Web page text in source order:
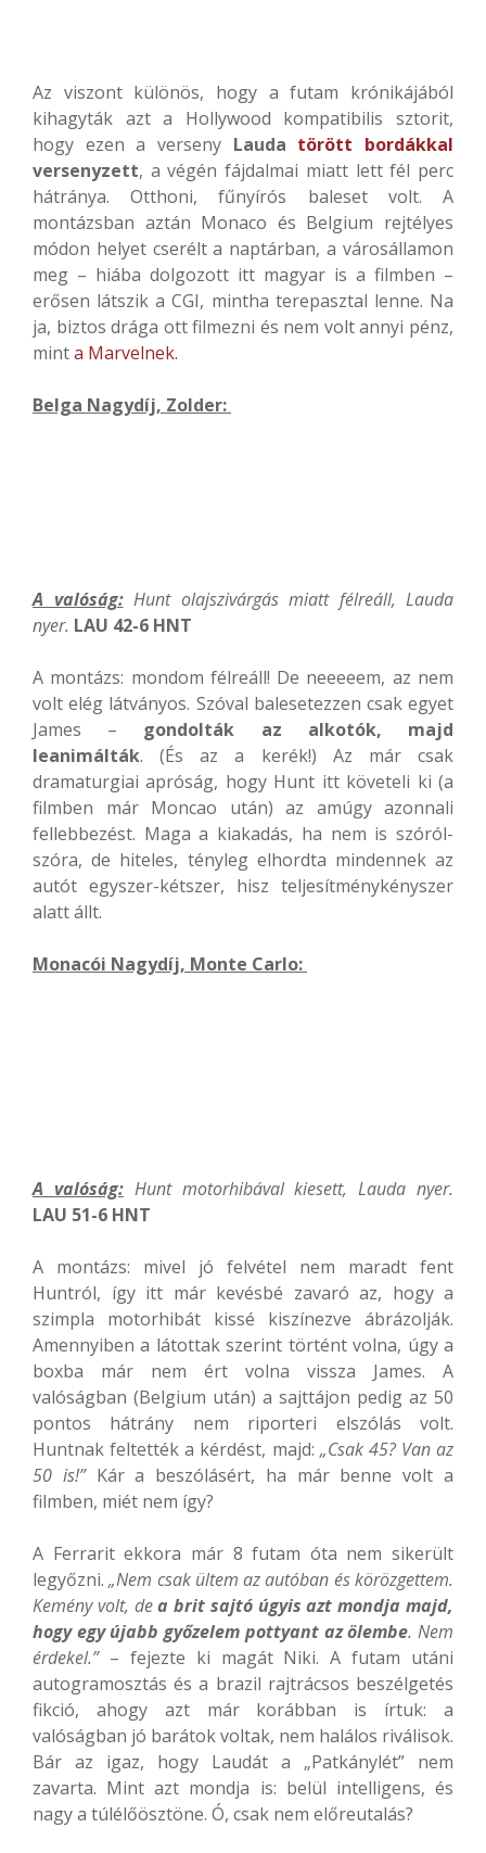
Az viszont különös, hogy a futam krónikájából
kihagyták azt a Hollywood kompatibilis sztorit,
hogy ezen a verseny Lauda törött bordákkal
versenyzett, a végén fájdalmai miatt lett fél perc
hátránya. Otthoni, fűnyírós baleset volt. A
montázsban aztán Monaco és Belgium rejtélyes
módon helyet cserélt a naptárban, a városállamon
meg – hiába dolgozott itt magyar is a filmben –
erősen látszik a CGI, mintha terepasztal lenne. Na
ja, biztos drága ott filmezni és nem volt annyi pénz,
minta Marvelnek.
Belga Nagydíj, Zolder:
A valóság:Hunt olajszivárgás miatt félreáll, Lauda
nyer. LAU 42-6 HNT
A montázs: mondom félreáll! De neeeeem, az nem
volt elég látványos. Szóval balesetezzen csak egyet
James – gondolták az alkotók, majd
leanimálták. (És az a kerék!) Az már csak
dramaturgiai apróság, hogy Hunt itt követeli ki (a
filmben már Moncao után) az amúgy azonnali
fellebbezést. Maga a kiakadás, ha nem is szóról-
szóra, de hiteles, tényleg elhordta mindennek az
autót egyszer-kétszer, hisz teljesítménykényszer
alatt állt.
Monacói Nagydíj, Monte Carlo:
A valóság:Hunt motorhibával kiesett, Lauda nyer.
LAU 51-6 HNT
A montázs: mivel jó felvétel nem maradt fent
Huntról, így itt már kevésbé zavaró az, hogy a
szimpla motorhibát kissé kiszínezve ábrázolják.
Amennyiben a látottak szerint történt volna, úgy a
boxba már nem ért volna vissza James. A
valóságban (Belgium után) a sajttájon pedig az 50
pontos hátrány nem riporteri elszólás volt.
Huntnak feltették a kérdést, majd: „Csak 45? Van az
50 is!” Kár a beszólásért, ha már benne volt a
filmben, miét nem így?
A Ferrarit ekkora már 8 futam óta nem sikerült
legyőzni.„Nem csak ültem az autóban és körözgettem.
Kemény volt, dea brit sajtó úgyis azt mondja majd,
hogy egy újabb győzelem pottyant az ölembe. Nem
érdekel.”– fejezte ki magát Niki. A futam utáni
autogramosztás és a brazil rajtrácsos beszélgetés
fikció, ahogy azt már korábban is írtuk: a
valóságban jó barátok voltak, nem halálos riválisok.
Bár az igaz, hogy Laudát a „Patkánylét” nem
zavarta. Mint azt mondja is: belül intelligens, és
nagy a túlélőösztöne. Ó, csak nem előreutalás?